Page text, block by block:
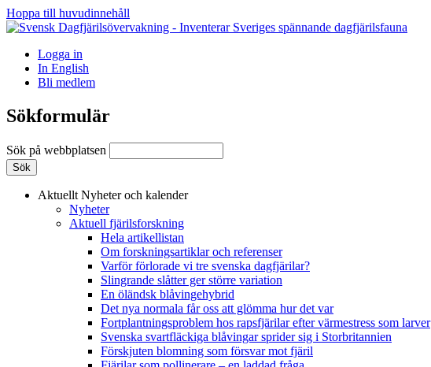
Hoppa till huvudinnehåll
Logga in
In English
Bli medlem
Sökformulär
Sök på webbplatsen
Aktuellt Nyheter och kalender
Nyheter
Aktuell fjärilsforskning
Hela artikellistan
Om forskningsartiklar och referenser
Varför förlorade vi tre svenska dagfjärilar?
Slingrande slåtter ger större variation
En öländsk blåvingehybrid
Det nya normala får oss att glömma hur det var
Fortplantningsproblem hos rapsfjärilar efter värmestress som larver
Svenska svartfläckiga blåvingar sprider sig i Storbritannien
Förskjuten blomning som försvar mot fjäril